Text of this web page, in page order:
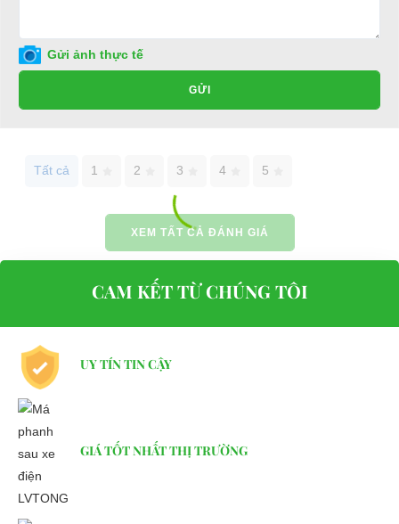
Để được tư vấn thêm về cách sử dụng xe ô tô điện để tăng tuổi thọ
cho xe hoặc có vấn đề gì cần được hỗ trợ, quý khách vui lòng liên
phuhuynhkd@gmail.com
Website:
Gửi ảnh thực tế
GỬI
Tất cả 1 2 3 4 5
XEM TẤT CẢ ĐÁNH GIÁ
CAM KẾT TỪ CHÚNG TÔI
UY TÍN TIN CẬY
GIÁ TỐT NHẤT THỊ TRƯỜNG